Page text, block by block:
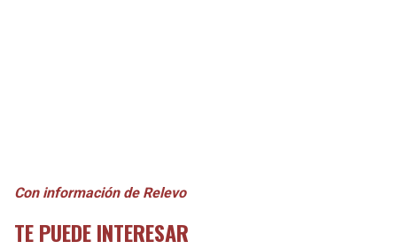
Con información de Relevo
TE PUEDE INTERESAR